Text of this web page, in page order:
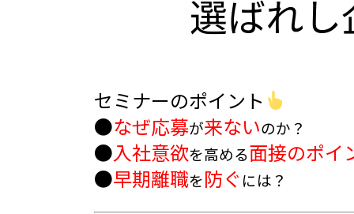
選ばれ
セミナーのポイント
●なぜ応募が来ないのか？
●入社意欲を高める面接のポイ
●早期離職を防ぐ には？